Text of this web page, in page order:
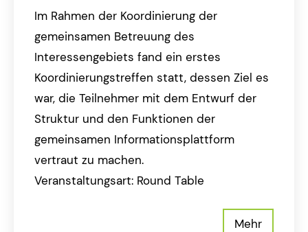
Im Rahmen der Koordinierung der
gemeinsamen Betreuung des
Interessengebiets fand ein erstes
Koordinierungstreffen statt, dessen Ziel es
war, die Teilnehmer mit dem Entwurf der
Struktur und den Funktionen der
gemeinsamen Informationsplattform
vertraut zu machen.
Veranstaltungsart: Round Table
Mehr